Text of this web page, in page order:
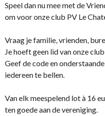
Speel dan nu mee met de
om voor onze club PV Le
Vraag je familie, vrienden,
Je hoeft geen lid van onze
Geef de code en
iedereen te bellen.
Van elk meespelend lot à 16
ten goede aan de vereniging.